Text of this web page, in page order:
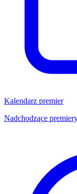
Kalendarz premier
Nadchodzące